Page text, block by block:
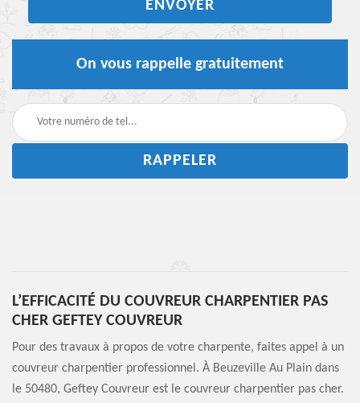
On vous rappelle gratuitement
L’EFFICACITÉ DU COUVREUR CHARPENTIER PAS
CHER GEFTEY COUVREUR
Pour des travaux à propos de votre charpente, faites appel à un
couvreur charpentier professionnel. À Beuzeville Au Plain dans
le 50480, Geftey Couvreur est le couvreur charpentier pas cher.